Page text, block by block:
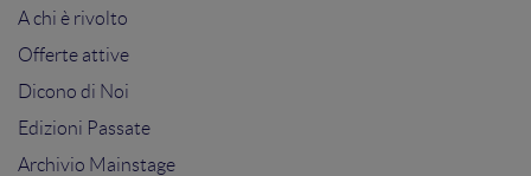
A chi è rivolto
Offerte attive
Dicono di Noi
Edizioni Passate
Archivio Mainstage